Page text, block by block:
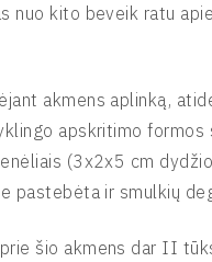
nuo kito beveik ratu
akmens aplinką,
apskritimo formos
(3x2x5 cm
pastebėta ir smulkių
šio akmens dar II